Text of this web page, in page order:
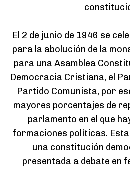
El 2 de junio de 1946 se
para la abolución de la
para una Asamblea
Democracia Cristiana, el
Partido Comunista, por
mayores porcentajes de
parlamento en el que
formaciones políticas.
una constitución
presentada a debate en